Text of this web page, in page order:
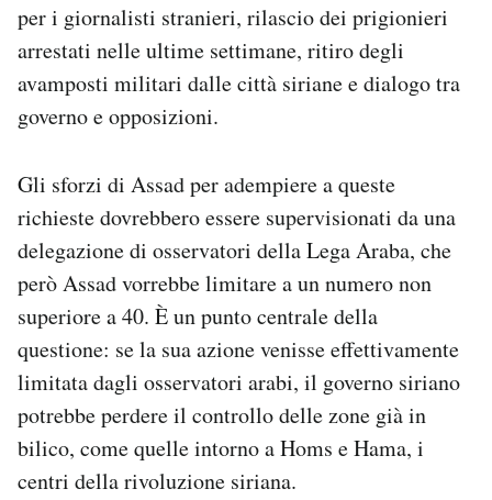
per i giornalisti stranieri, rilascio dei prigionieri
arrestati nelle ultime settimane, ritiro degli
avamposti militari dalle città siriane e dialogo tra
governo e opposizioni.
Gli sforzi di Assad per adempiere a queste
richieste dovrebbero essere supervisionati da una
delegazione di osservatori della Lega Araba, che
però Assad vorrebbe limitare a un numero non
superiore a 40. È un punto centrale della
questione: se la sua azione venisse effettivamente
limitata dagli osservatori arabi, il governo siriano
potrebbe perdere il controllo delle zone già in
bilico, come quelle intorno a Homs e Hama, i
centri della rivoluzione siriana.